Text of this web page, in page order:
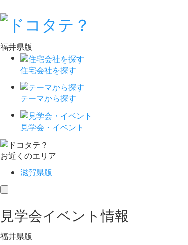
福井県版
住宅会社を探す
テーマから探す
見学会・イベント
お近くのエリア
滋賀県版
toggle
見学会イベント情報
福井県版